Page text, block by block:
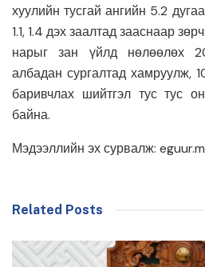
хуулийн тусгай ангийн 5.2
1.1, 1.4 дэх заалтад зааснаар
нарыг зан үйлд нөлөөлөх
албадан сургалтад хамруулж,
баривчлах шийтгэл тус тус
байна.
Мэдээллийн эх сурвалж:
Related Posts